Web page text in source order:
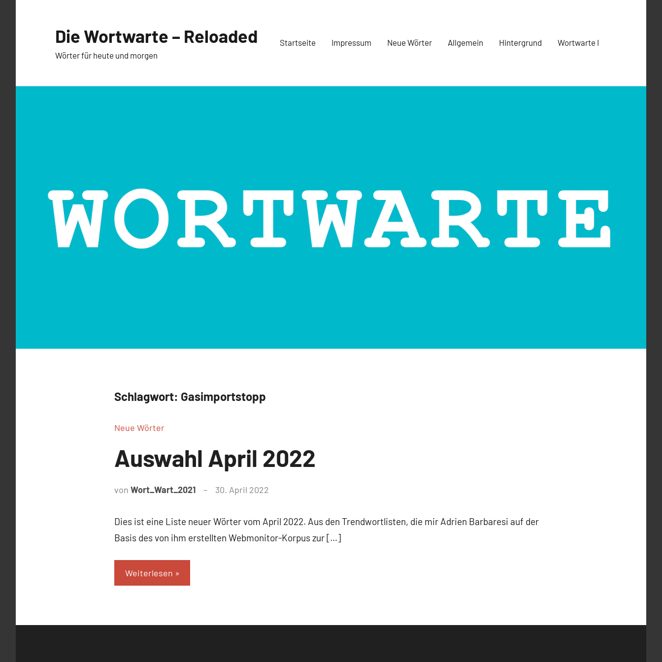
Die Wortwarte – Reloaded
Wörter für heute und morgen
Startseite Impressum Neue Wörter Allgemein Hintergrund Wortwarte I
Schlagwort: Gasimportstopp
Neue Wörter
Auswahl April 2022
von Wort_Wart_2021 30. April 2022
Dies ist eine Liste neuer Wörter vom April 2022. Aus den Trendwortlisten, die mir Adrien Barbaresi auf der
Basis des von ihm erstellten Webmonitor-Korpus zur […]
Weiterlesen